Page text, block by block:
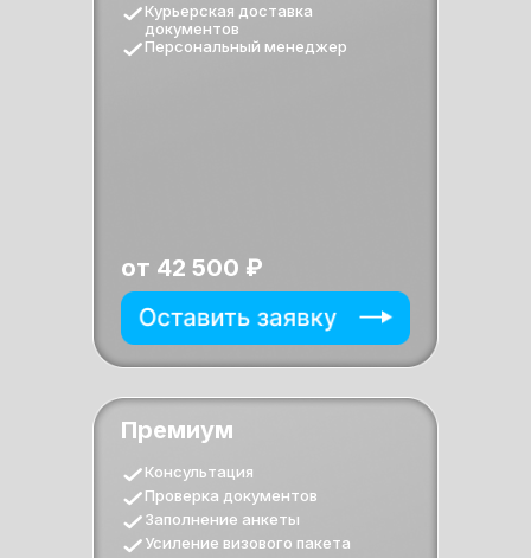
Курьерская доставка
документов
Персональный менеджер
от 42 500 ₽
Премиум
Консультация
Проверка документов
Заполнение анкеты
Усиление визового пакета